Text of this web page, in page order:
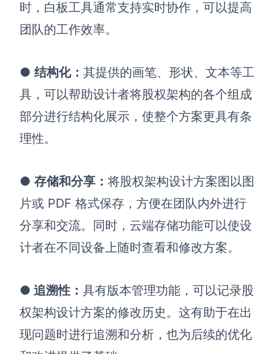
时，白板工具通常支持实时协作，可以提高
团队的工作效率。
● 结构化： 其提供的画笔、形状、文本等工
具，可以帮助设计者将股权架构的各个组成
部分进行结构化展示，使整个方案更具有条
理性。
● 存储和分享 ： 将股权架构设计方案图以图
片或 PDF 格式保存，方便在团队内外进行
分享和交流。同时，云端存储功能可以使设
计者在不同设备上随时查看和修改方案。
● 追溯性： 具有版本管理功能，可以记录股
权架构设计方案的修改历史。这有助于在出
现问题时进行追溯和分析，也为后续的优化